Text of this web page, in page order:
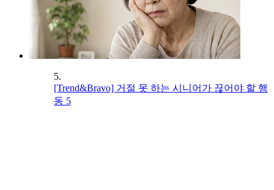
5.
[Trend&Bravo] 거절 못 하는 시니어가 끊어야 할 행
동 5